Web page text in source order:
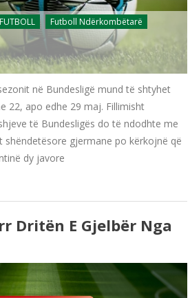
FUTBOLL
Futboll Ndërkombëtarë
në Bundesligë mund të shtyhet
22, apo edhe 29 maj. Fillimisht
të Bundesligës do të ndodhte me
gjermane po kërkojnë që
dy javore
Dritën E Gjelbër Nga